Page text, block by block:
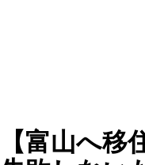
【富山へ移